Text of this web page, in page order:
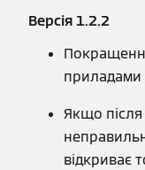
Версія 1.2.2
приладами
Якщо
відкриває